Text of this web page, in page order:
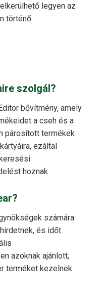
legyen az
történő
szolgál?
bővítmény, amely
a cseh és a
párosított termékek
ezáltal
hoznak.
számára
és időt
azoknak ajánlott,
terméket kezelnek.